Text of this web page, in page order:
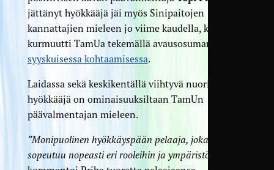
jättänyt hyökkääjä jäi myös Sinipaitojen
kannattajien mieleen jo viime kaudella, kun hän
kurmuutti TamUa tekemällä avausosuman
syyskuisessa kohtaamisessa.
Laidassa sekä keskikentällä viihtyvä nuori
hyökkääjä on ominaisuuksiltaan TamUn
päävalmentajan mieleen.
”Monipuolinen hyökkäyspään pelaaja, joka
sopeutuu nopeasti eri rooleihin ja ympäristöönsä”